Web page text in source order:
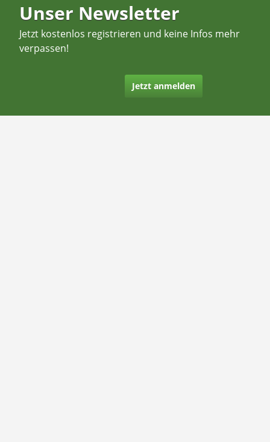
Unser Newsletter
Jetzt kostenlos registrieren und keine Infos mehr
verpassen!
Jetzt anmelden